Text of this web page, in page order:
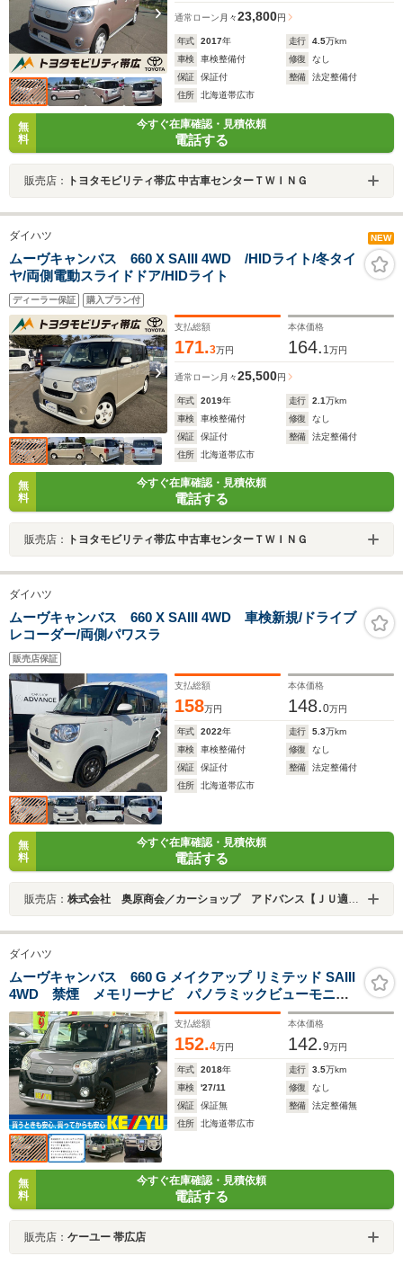
通常ローン 月々23,800円
年式 2017年 走行 4.5万km
車検
車検整備付 修復
なし
保証
保証付 整備
法定整備付
住所
北海道帯広市
無
料
今すぐ在庫確認・見積依頼
電話する
販売店： トヨタモビリティ帯広 中古車センターＴＷＩＮＧ
ダイハツ NEW
ムーヴキャンバス 660 X SAIII 4WD /HIDライト/冬タイ
ヤ/両側電動スライドドア/HIDライト
ディーラー保証 購入プラン付
支払総額
171.3万円
本体価格
164. 1 万円
通常ローン 月々25,500円
年式 2019年 走行 2.1万km
車検
車検整備付 修復
なし
保証
保証付 整備
法定整備付
住所
北海道帯広市
無
料
今すぐ在庫確認・見積依頼
電話する
販売店： トヨタモビリティ帯広 中古車センターＴＷＩＮＧ
ダイハツ
ムーヴキャンバス 660 X SAIII 4WD 車検新規/ドライブ
レコーダー/両側パワスラ
販売店保証
支払総額
158万円
本体価格
148.0万円
年式 2022年 走行 5.3万km
車検
車検整備付 修復
なし
保証
保証付 整備
法定整備付
住所
北海道帯広市
無
料
今すぐ在庫確認・見積依頼
電話する
販売店： 株式会社 奥原商会／カーショップ アドバンス【ＪＵ適正販売店】
ダイハツ
ムーヴキャンバス 660 G メイクアップ リミテッド SAIII
4WD 禁煙 メモリーナビ パノラミックビューモニタ
ー 両側電動スライドドア フルセグTV Bluetooth
ETC スマートキー プッシュスタート LEDヘッドラ
イト フォグ オートハイビーム 社外アルミ
支払総額
152.4万円
本体価格
142.9万円
年式 2018年 走行 3.5万km
車検
'27/11 修復
なし
保証
保証無 整備
法定整備無
住所
北海道帯広市
無
料
今すぐ在庫確認・見積依頼
電話する
販売店： ケーユー 帯広店